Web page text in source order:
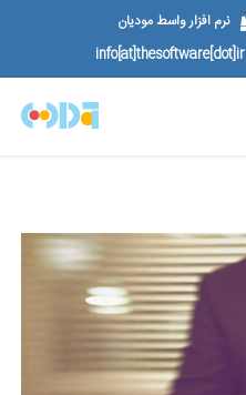
نرم افزار واسط مودیان
info[at]thesoftware[dot]ir